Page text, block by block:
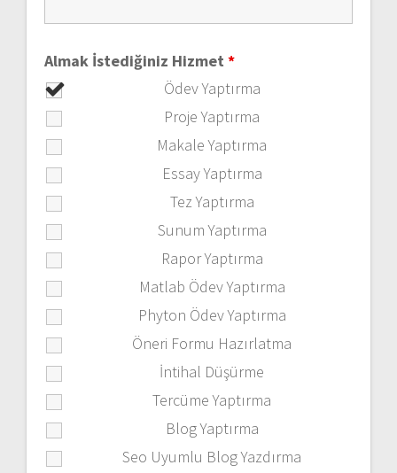
Almak İstediğiniz Hizmet *
Ödev Yaptırma
Proje Yaptırma
Makale Yaptırma
Essay Yaptırma
Tez Yaptırma
Sunum Yaptırma
Rapor Yaptırma
Matlab Ödev Yaptırma
Phyton Ödev Yaptırma
Öneri Formu Hazırlatma
İntihal Düşürme
Tercüme Yaptırma
Blog Yaptırma
Seo Uyumlu Blog Yazdırma